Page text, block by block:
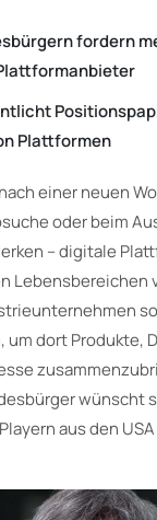
fordern
Plattformen
einer neuen
oder beim
– digitale
Lebensbereichen
um dort Produkte,
wünscht
aus den